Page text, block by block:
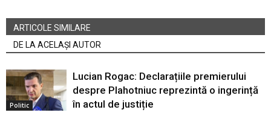
ARTICOLE SIMILARE
DE LA ACELAȘI AUTOR
Politic
Lucian Rogac: Declarațiile premierului
despre Plahotniuc reprezintă o ingerință
în actul de justiție